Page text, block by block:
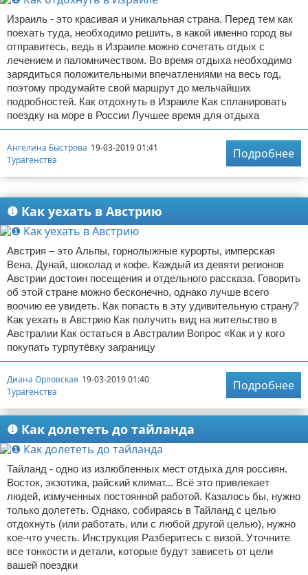
Израиль - это красивая и уникальная страна. Перед тем как
поехать туда, необходимо решить, в какой именно город вы
отправитесь, ведь в Израиле можно сочетать отдых с
лечением и паломничеством. Во время отдыха необходимо
зарядиться положительными впечатлениями на весь год,
поэтому продумайте свой маршрут до мельчайших
подробностей. Как отдохнуть в Израиле Как спланировать
поездку на море в России Лучшее время для отдыха
Ангелина Быстрова 19-03-2019 01:41
Турагенства
Подробнее
❶ Как уехать в Австрию
Австрия – это Альпы, горнолыжные курорты, имперская
Вена, Дунай, шоколад и кофе. Каждый из девяти регионов
Австрии достоин посещения и отдельного рассказа. Говорить
об этой стране можно бесконечно, однако лучше всего
воочию ее увидеть. Как попасть в эту удивительную страну?
Как уехать в Австрию Как получить вид на жительство в
Австралии Как остаться в Австралии Вопрос «Как и у кого
покупать турпутёвку заграницу
Диана Орловская 19-03-2019 01:40
Турагенства
Подробнее
❶ Как долететь до тайланда
Тайланд - одно из излюбленных мест отдыха для россиян.
Восток, экзотика, райский климат... Всё это привлекает
людей, измученных постоянной работой. Казалось бы, нужно
только долететь. Однако, собираясь в Тайланд с целью
отдохнуть (или работать, или с любой другой целью), нужно
кое-что учесть. Инструкция Разберитесь с визой. Уточните
все тонкости и детали, которые будут зависеть от цели
вашей поездки